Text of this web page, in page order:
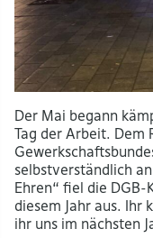
Der Mai begann
Tag der Arbeit. Dem
selbstverständlich
Ehren“ fiel die
diesem Jahr aus. Ihr
ihr uns im nächsten